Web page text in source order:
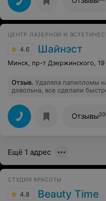
Мишута, которые являются
своем деле. Приятно
салона, где чувствуешь
ЦЕНТР ЛАЗЕРНОЙ И
4.6 Шайнэст
Минск, пр-т Дзержинского, 19
Отзыв. Удаляла папилломы
довольна, все сделали
Отзывы
Ещё 1 адрес
СТУДИЯ КРАСОТЫ
4.8 Beauty Time